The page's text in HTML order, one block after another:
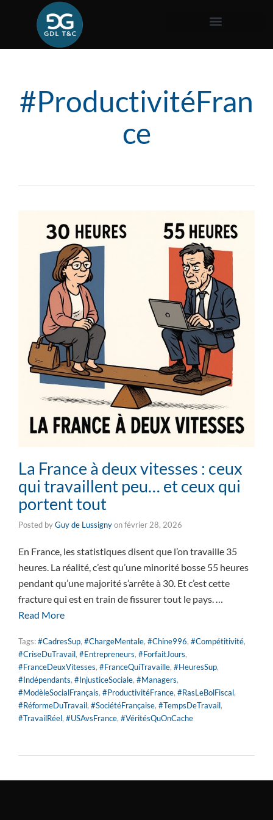
#ProductivitéFran
ce
La France à deux vitesses : ceux
qui travaillent peu… et ceux qui
portent tout
Posted byGuy de Lussignyonfévrier 28, 2026
En France, les statistiques disent que l’on travaille 35
heures. La réalité, c’est qu’une minorité bosse 55 heures
pendant qu’une majorité s’arrête à 30. Et c’est cette
fracture qui est en train de fissurer tout le pays. …
Read More
Tags:#CadresSup, #ChargeMentale, #Chine996, #Compétitivité,
#CriseDuTravail, #Entrepreneurs, #ForfaitJours,
#FranceDeuxVitesses, #FranceQuiTravaille, #HeuresSup,
#Indépendants, #InjusticeSociale, #Managers,
#ModèleSocialFrançais, #ProductivitéFrance, #RasLeBolFiscal,
#RéformeDuTravail, #SociétéFrançaise, #TempsDeTravail,
#TravailRéel, #USAvsFrance, #VéritésQuOnCache